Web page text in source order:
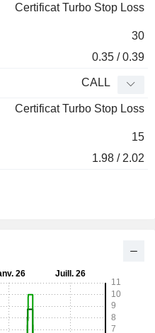
Certificat Turbo Stop Loss
30
0.35 / 0.39
CALL
Certificat Turbo Stop Loss
15
1.98 / 2.02